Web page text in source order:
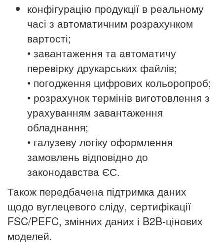
конфігурацію продукції в реальному
часі з автоматичним розрахунком
вартості;
• завантаження та автоматичу
перевірку друкарських файлів;
• погодження цифрових кольоропроб;
• розрахунок термінів виготовлення з
урахуванням завантаження
обладнання;
• галузеву логіку оформлення
замовлень відповідно до
законодавства ЄС.
Також передбачена підтримка даних
щодо вуглецевого сліду, сертифікації
FSC/PEFC, змінних даних і B2B-цінових
моделей.